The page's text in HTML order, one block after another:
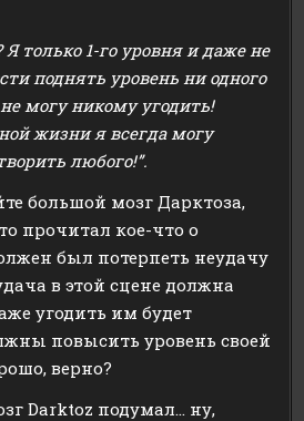
только 1-го уровня и даже не
поднять уровень ни одного
могу никому угодить!
жизни я всегда могу
любого!”.
большой мозг Дарктоза,
прочитал кое-что о
был потерпеть неудачу
в этой сцене должна
угодить им будет
повысить уровень своей
верно?
Darktoz подумал… ну,